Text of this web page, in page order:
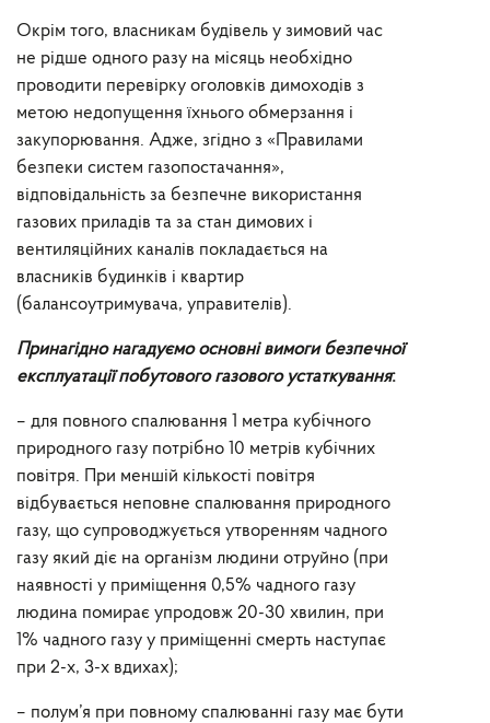
Окрім того, власникам будівель у зимовий час
не рідше одного разу на місяць необхідно
проводити перевірку оголовків димоходів з
метою недопущення їхнього обмерзання і
закупорювання. Адже, згідно з «Правилами
безпеки систем газопостачання»,
відповідальність за безпечне використання
газових приладів та за стан димових і
вентиляційних каналів покладається на
власників будинків і квартир
(балансоутримувача, управителів).
Принагідно нагадуємо основні вимоги безпечної
експлуатації побутового газового устаткування:
– для повного спалювання 1 метра кубічного
природного газу потрібно 10 метрів кубічних
повітря. При меншій кількості повітря
відбувається неповне спалювання природного
газу, що супроводжується утворенням чадного
газу який діє на організм людини отруйно (при
наявності у приміщення 0,5% чадного газу
людина помирає упродовж 20-30 хвилин, при
1% чадного газу у приміщенні смерть наступає
при 2-х, 3-х вдихах);
– полум’я при повному спалюванні газу має бути